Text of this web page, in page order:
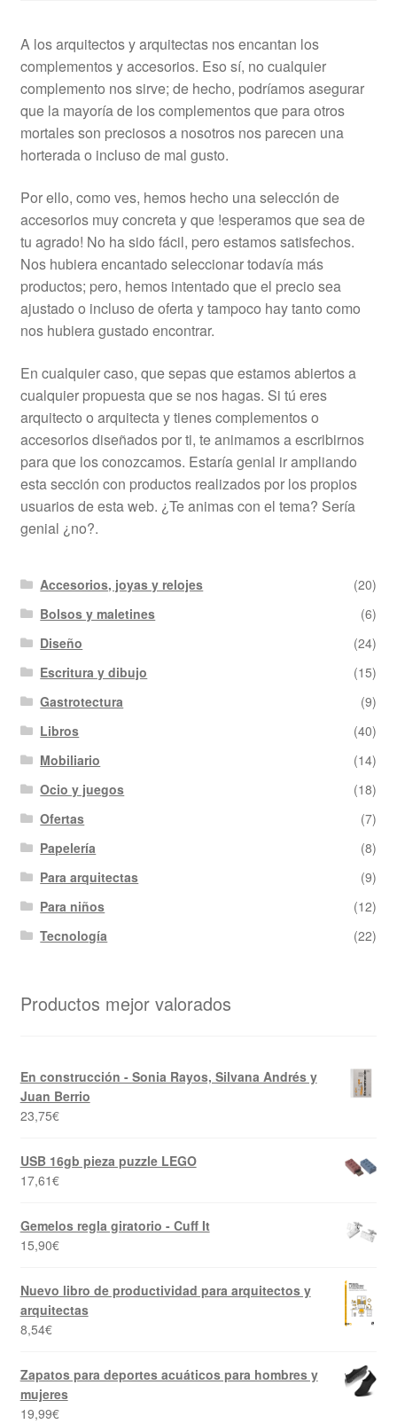
A los arquitectos y arquitectas nos encantan los
complementos y accesorios. Eso sí, no cualquier
complemento nos sirve; de hecho, podríamos asegurar
que la mayoría de los complementos que para otros
mortales son preciosos a nosotros nos parecen una
horterada o incluso de mal gusto.
Por ello, como ves, hemos hecho una selección de
accesorios muy concreta y que !esperamos que sea de
tu agrado! No ha sido fácil, pero estamos satisfechos.
Nos hubiera encantado seleccionar todavía más
productos; pero, hemos intentado que el precio sea
ajustado o incluso de oferta y tampoco hay tanto como
nos hubiera gustado encontrar.
En cualquier caso, que sepas que estamos abiertos a
cualquier propuesta que se nos hagas. Si tú eres
arquitecto o arquitecta y tienes complementos o
accesorios diseñados por ti, te animamos a escribirnos
para que los conozcamos. Estaría genial ir ampliando
esta sección con productos realizados por los propios
usuarios de esta web. ¿Te animas con el tema? Sería
genial ¿no?.
Accesorios, joyas y relojes
(20)
Bolsos y maletines
(6)
Diseño
(24)
Escritura y dibujo
(15)
Gastrotectura
(9)
Libros
(40)
Mobiliario
(14)
Ocio y juegos
(18)
Ofertas
(7)
Papelería
(8)
Para arquitectas
(9)
Para niños
(12)
Tecnología
(22)
Productos mejor valorados
En construcción - Sonia Rayos, Silvana Andrés y
Juan Berrio
23,75€
USB 16gb pieza puzzle LEGO
17,61€
Gemelos regla giratorio - Cuff It
15,90€
Nuevo libro de productividad para arquitectos y
arquitectas
8,54€
Zapatos para deportes acuáticos para hombres y
mujeres
19,99€